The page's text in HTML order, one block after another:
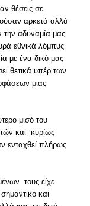
θέσεις σε
αρκετά αλλά
αδυναμία μας
εθνικά λόμπυς
με ένα δικό μας
θετικά υπέρ των
μιας
μισό του
και κυρίως
ενταχθεί πλήρως
τους είχε
και